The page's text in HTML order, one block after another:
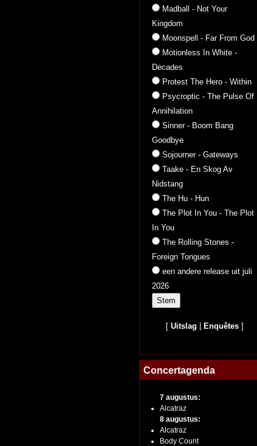
Madball - Not Your
Kingdom
Moonspell - Far From God
Motionless In White -
Decades
Protest The Hero - Within
Psycroptic - The Pulse Of
Annihilation
Sinner - Boom Bang
Goodbye
Sojourner - Gateways
Taake - En Skog Av
Nidstang
The Hu - Hun
The Plot In You - The Plot
In You
The Rolling Stones -
Foreign Tongues
een andere release uit juli
2026
[Uitslag Enquêtes ]
Concertagenda
7 augustus:
Alcatraz
8 augustus:
Alcatraz
Body Count